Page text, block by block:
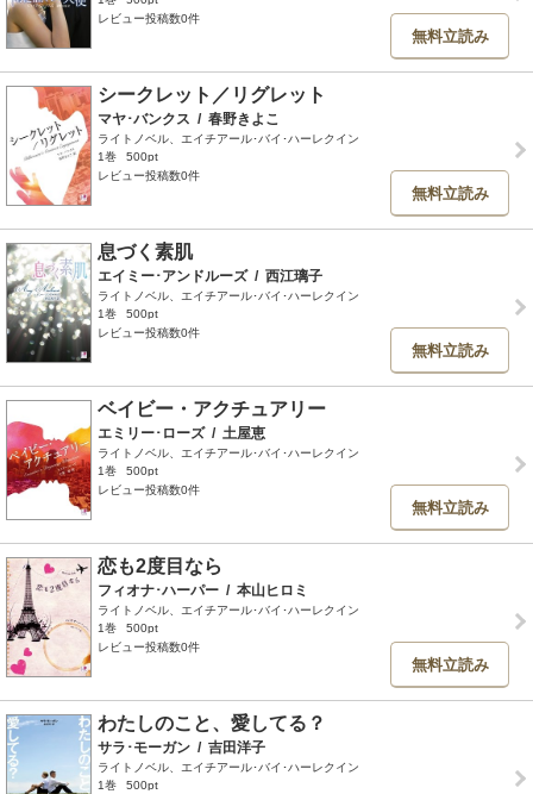
レビュー投稿数0件
無料立読み
シークレット／リグレット
マヤ･バンクス / 春野きよこ
ライトノベル、エイチアール･バイ･ハーレクイン
1巻
500pt
レビュー投稿数0件
無料立読み
息づく素肌
エイミー･アンドルーズ / 西江璃子
ライトノベル、エイチアール･バイ･ハーレクイン
1巻
500pt
レビュー投稿数0件
無料立読み
ベイビー・アクチュアリー
エミリー･ローズ / 土屋恵
ライトノベル、エイチアール･バイ･ハーレクイン
1巻
500pt
レビュー投稿数0件
無料立読み
恋も2度目なら
フィオナ･ハーパー / 本山ヒロミ
ライトノベル、エイチアール･バイ･ハーレクイン
1巻
500pt
レビュー投稿数0件
無料立読み
わたしのこと、愛してる？
サラ･モーガン / 吉田洋子
ライトノベル、エイチアール･バイ･ハーレクイン
1巻
500pt